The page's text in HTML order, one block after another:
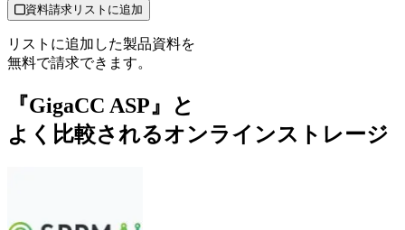
資料請求リストに追加
リストに追加した製品資料を
無料で請求できます。
『GigaCC ASP』と
よく比較されるオンラインストレージ